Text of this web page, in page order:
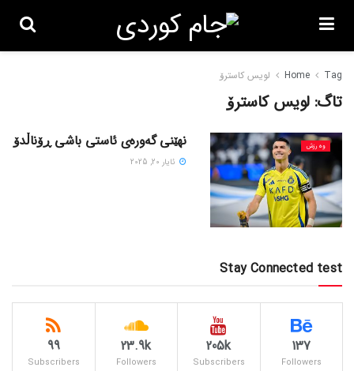
Home Tag لویس کاسترۆ
تاگ: لویس کاسترۆ
وەرزش نهێنی گەورەی ئاستی باشی ڕۆناڵدۆ
ئایار 20, 2025
Stay Connected test
137
Followers
205k
Subscribers
23.9k
Followers
99
Subscribers